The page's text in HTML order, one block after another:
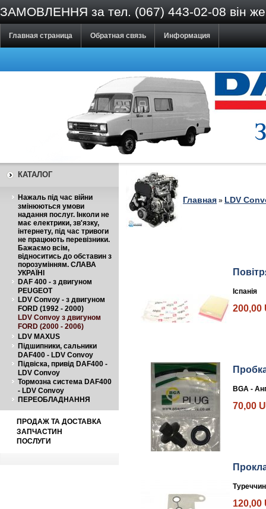
ЗАМОВЛЕННЯ за тел. (067) 443-02-08 він же
Главная страница Обратная связь Информация
КАТАЛОГ
Нажаль під час війни
змінюються умови
надання послуг. Інколи не
має електрики, зв'язку,
інтернету, під час тривоги
не працюють перевізники.
Бажаємо всім,
відноситись до обставин з
порозумінням. СЛАВА
УКРАЇНІ
DAF 400 - з двигуном
PEUGEOT
LDV Convoy - з двигуном
FORD (1992 - 2000)
LDV Convoy з двигуном
FORD (2000 - 2006)
LDV MAXUS
Підшипники, сальники
DAF400 - LDV Convoy
Підвіска, привід DAF400 -
LDV Convoy
Тормозна система DAF400
- LDV Convoy
ПЕРЕОБЛАДНАННЯ
ПРОДАЖ ТА ДОСТАВКА
ЗАПЧАСТИН
ПОСЛУГИ
Главная » LDV
Іспанія
200,00
BGA -
70,00
120,00